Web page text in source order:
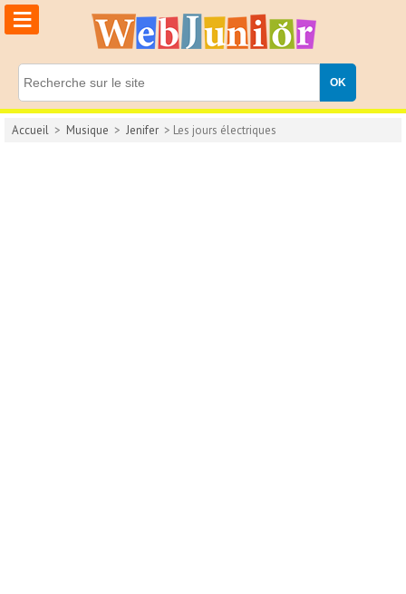
≡
Accueil > Musique > Jenifer > Les jours électriques